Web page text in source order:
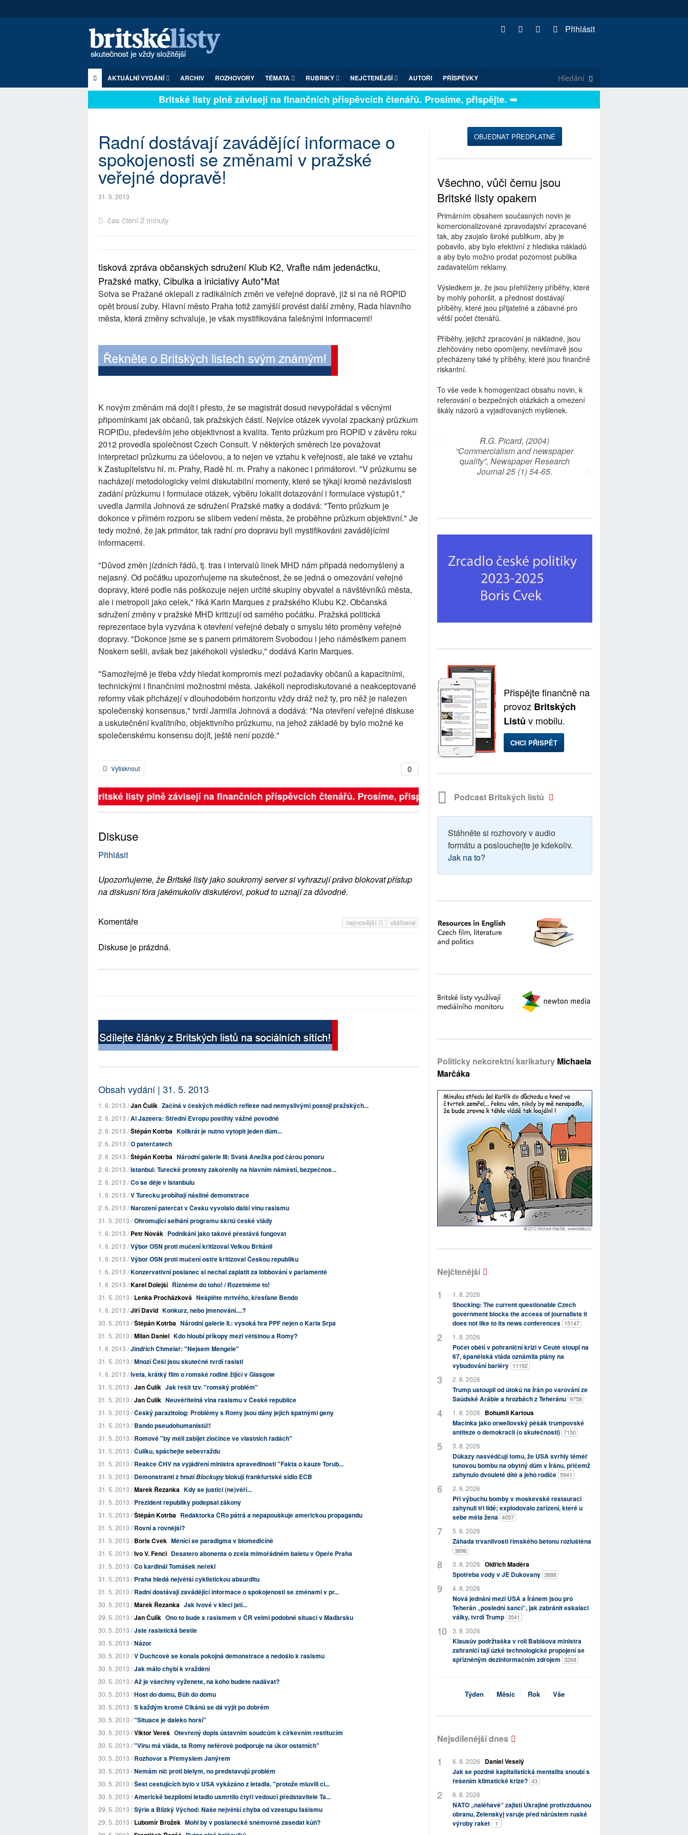
Přihlásit
AKTUÁLNÍ VYDÁNÍ ARCHIV ROZHOVORY TÉMATA RUBRIKY NEJČTENĚJŠÍ AUTOŘI PŘÍSPĚVKY
Britské listy plně závisejí na finančních příspěvcích čtenářů. Prosíme, přispějte. ➥
Radní dostávají zavádějící informace o
spokojenosti se změnami v pražské
veřejné dopravě!
31. 5. 2013
čas čtení 2 minuty
tisková zpráva občanských sdružení Klub K2, Vraťte nám jedenáctku,
Pražské matky, Cibulka a iniciativy Auto*Mat
Sotva se Pražané oklepali z radikálních změn ve veřejné dopravě, již si na ně ROPID
opět brousí zuby. Hlavní město Praha totiž zamýšlí provést další změny, Rada hlavního
města, která změny schvaluje, je však mystifikována falešnými informacemi!
K novým změnám má dojít i přesto, že se magistrát dosud nevypořádal s věcnými
připomínkami jak občanů, tak pražských částí. Nejvíce otázek vyvolal zpackaný průzkum
ROPIDu, především jeho objektivnost a kvalita. Tento průzkum pro ROPID v závěru roku
2012 provedla společnost Czech Consult. V některých směrech lze považovat
interpretaci průzkumu za účelovou, a to nejen ve vztahu k veřejnosti, ale také ve vztahu
k Zastupitelstvu hl. m. Prahy, Radě hl. m. Prahy a nakonec i primátorovi. "V průzkumu se
nacházejí metodologicky velmi diskutabilní momenty, které se týkají kromě nezávislosti
zadání průzkumu i formulace otázek, výběru lokalit dotazování i formulace výstupů1,"
uvedla Jarmila Johnová ze sdružení Pražské matky a dodává: "Tento průzkum je
dokonce v přímém rozporu se slibem vedení města, že proběhne průzkum objektivní." Je
tedy možné, že jak primátor, tak radní pro dopravu byli mystifikováni zavádějícími
informacemi.
"Důvod změn jízdních řádů, tj. tras i intervalů linek MHD nám připadá nedomyšlený a
nejasný. Od počátku upozorňujeme na skutečnost, že se jedná o omezování veřejné
dopravy, které podle nás poškozuje nejen určité skupiny obyvatel a návštěvníků města,
ale i metropoli jako celek," říká Karin Marques z pražského Klubu K2. Občanská
sdružení změny v pražské MHD kritizují od samého počátku. Pražská politická
reprezentace byla vyzvána k otevření veřejné debaty o smyslu této proměny veřejné
dopravy. "Dokonce jsme se s panem primátorem Svobodou i jeho náměstkem panem
Noskem sešli, avšak bez jakéhokoli výsledku," dodává Karin Marques.
"Samozřejmě je třeba vždy hledat kompromis mezi požadavky občanů a kapacitními,
technickými i finančními možnostmi města. Jakékoli neprodiskutované a neakceptované
reformy však přicházejí v dlouhodobém horizontu vždy dráž než ty, pro něž je nalezen
společenský konsensus," tvrdí Jarmila Johnová a dodává: "Na otevření veřejné diskuse
a uskutečnění kvalitního, objektivního průzkumu, na jehož základě by bylo možné ke
společenskému konsensu dojít, ještě není pozdě."
0
Vytisknout
Britské listy plně závisejí na finančních příspěvcích čtenářů. Prosíme, přispějte. ➥
Diskuse
Přihlásit
Upozorňujeme, že Britské listy jako soukromý server si vyhrazují právo blokovat přístup
na diskusní fóra jakémukoliv diskutérovi, pokud to uznají za důvodné.
nejnovější oblíbené
Komentáře
Diskuse je prázdná.
Obsah vydání | 31. 5. 2013
1. 6. 2013 /Jan Čulík Začíná v českých médiích reflexe nad nemyslivými postoji pražských...
2. 6. 2013 /Al Jazeera: Střední Evropu postihly vážné povodně
2. 6. 2013 /Štěpán Kotrba Kolikrát je nutno vytopit jeden dům...
2. 6. 2013 /O paterčatech
2. 6. 2013 /Štěpán Kotrba Národní galerie III: Svatá Anežka pod čárou ponoru
2. 6. 2013 /Istanbul: Turecké protesty zakořenily na hlavním náměstí, bezpečnos...
2. 6. 2013 /Co se děje v Istanbulu
1. 6. 2013 /V Turecku probíhají násilné demonstrace
2. 6. 2013 /Narození paterčat v Česku vyvolalo další vlnu rasismu
31. 5. 2013 /Ohromující selhání programu škrtů české vlády
1. 6. 2013 /Petr Novák Podnikání jako takové přestává fungovat
1. 6. 2013 /Výbor OSN proti mučení kritizoval Velkou Británii
1. 6. 2013 /Výbor OSN proti mučení ostře kritizoval Českou republiku
1. 6. 2013 /Konzervativní poslanec si nechal zaplatit za lobbování v parlamentě
1. 6. 2013 /Karel Dolejší Řízněme do toho! / Rozetněme to!
31. 5. 2013 /Lenka Procházková Nešpiňte mrtvého, křesťane Bendo
1. 6. 2013 /Jiří David Konkurz, nebo jmenování....?
30. 5. 2013 /Štěpán Kotrba Národní galerie II.: vysoká hra PPF nejen o Karla Srpa
31. 5. 2013 /Milan Daniel Kdo hloubí příkopy mezi většinou a Romy?
1. 6. 2013 /Jindřich Chmelař: "Nejsem Mengele"
31. 5. 2013 /Mnozí Češi jsou skutečně tvrdí rasisti
1. 6. 2013 /Iveta, krátký film o romské rodině žijící v Glasgow
31. 5. 2013 /Jan Čulík Jak řešit tzv. "romský problém"
31. 5. 2013 /Jan Čulík Neuvěřitelná vlna rasismu v České republice
31. 5. 2013 /Český parazitolog: Problémy s Romy jsou dány jejich špatnými geny
31. 5. 2013 /Bando pseudohumanistů!!
31. 5. 2013 /Romové "by měli zabíjet zločince ve vlastních řadách"
31. 5. 2013 /Čulíku, spáchejte sebevraždu
31. 5. 2013 /Reakce ČHV na vyjádření ministra spravedlnosti "Fakta o kauze Torub...
31. 5. 2013 /Demonstranti z hnutíBlockupyblokují frankfurtské sídlo ECB
31. 5. 2013 /Marek Řezanka Kdy se justici (ne)věří...
31. 5. 2013 /Prezident republiky podepsal zákony
31. 5. 2013 /Štěpán Kotrba Redaktorka ČRo pátrá a nepapouškuje americkou propagandu
31. 5. 2013 /Rovní a rovnější?
31. 5. 2013 /Boris Cvek Měnící se paradigma v biomedicíně
31. 5. 2013 /Ivo V. Fencl Desatero abonenta o zcela mimořádném baletu v Opeře Praha
31. 5. 2013 /Co kardinál Tomášek neřekl
31. 5. 2013 /Praha hledá největší cyklistickou absurditu
31. 5. 2013 /Radní dostávají zavádějící informace o spokojenosti se změnami v pr...
30. 5. 2013 /Marek Řezanka Jak lvové v kleci jatí...
29. 5. 2013 /Jan Čulík Ono to bude s rasismem v ČR velmi podobné situaci v Maďarsku
30. 5. 2013 /Jste rasistická bestie
30. 5. 2013 /Názor
30. 5. 2013 /V Duchcově se konala pokojná demonstrace a nedošlo k rasismu
30. 5. 2013 /Jak málo chybí k vraždění
30. 5. 2013 /Až je všechny vyženete, na koho budete nadávat?
30. 5. 2013 /Host do domu, Bůh do domu
30. 5. 2013 /S každým kromě Cikánů se dá vyjít po dobrém
30. 5. 2013 /"Situace je daleko horší"
30. 5. 2013 /Viktor Vereš Otevřený dopis ústavním soudcům k církevním restitucím
30. 5. 2013 /"Vinu má vláda, ta Romy neférově podporuje na úkor ostatních"
30. 5. 2013 /Rozhovor s Přemyslem Janýrem
30. 5. 2013 /Nemám nič proti bielym, no predstavujú problém
30. 5. 2013 /Šest cestujících bylo v USA vykázáno z letadla, "protože mluvili ci...
30. 5. 2013 /Americké bezpilotní letadlo usmrtilo čtyři vedoucí představitele Ta...
29. 5. 2013 /Sýrie a Blízký Východ: Naše největší chyba od vzestupu fašismu
29. 5. 2013 /Lubomír Brožek Mohl by v poslanecké sněmovně zasedat kůň?
OBJEDNAT PŘEDPLATNÉ
Všechno, vůči čemu jsou
Britské listy opakem
Primárním obsahem současných novin je
komercionalizované zpravodajství zpracované
tak, aby zaujalo široké publikum, aby je
pobavilo, aby bylo efektivní z hlediska nákladů
a aby bylo možno prodat pozornost publika
zadavatelům reklamy.
Výsledkem je, že jsou přehlíženy příběhy, které
by mohly pohoršit, a přednost dostávají
příběhy, které jsou přijatelné a zábavné pro
větší počet čtenářů.
Příběhy, jejichž zpracování je nákladné, jsou
zlehčovány nebo opomíjeny, nevšímavě jsou
přecházeny také ty příběhy, které jsou finančně
riskantní.
To vše vede k homogenizaci obsahu novin, k
referování o bezpečných otázkách a omezení
škály názorů a vyjadřovaných myšlenek.
R.G. Picard, (2004)
“Commercialism and newspaper
quality”, Newspaper Research
Journal 25 (1) 54-65.
Přispějte finančně na
provoz Britských
Listů v mobilu.
CHCI PŘISPĚT
Podcast Britských listů
Stáhněte si rozhovory v audio
formátu a poslouchejte je kdekoliv.
Jak na to?
Politicky nekorektní karikatury Michaela
Marčáka
Nejčtenější
1. 8. 2026
Shocking: The current questionable Czech
government blocks the access of journalists it
does not like to its news conferences 15147
1. 8. 2026
Počet obětí v pohraniční krizi v Ceutě stoupl na
67, španělská vláda oznámila plány na
vybudování bariéry 11192
2. 8. 2026
Trump ustoupil od útoků na Írán po varování ze
Saúdské Arábie a hrozbách z Teheránu 9758
1. 8. 2026
Bohumil Kartous
Macinka jako orwellovský pěšák trumpovské
antiteze o demokracii (o skutečnosti) 7150
3. 8. 2026
Důkazy nasvědčují tomu, že USA svrhly téměř
tunovou bombu na obytný dům v Íránu, přičemž
zahynulo dvouleté dítě a jeho rodiče 5941
2. 8. 2026
Při výbuchu bomby v moskevské restauraci
zahynuli tři lidé; explodovalo zařízení, které u
sebe měla žena 4057
5. 8. 2026
Záhada trvanlivosti římského betonu rozluštěna
3896
3. 8. 2026 Oldřich Maděra
Spotřeba vody v JE Dukovany 3888
4. 8. 2026
Nová jednání mezi USA a Íránem jsou pro
Teherán „poslední šancí“, jak zabránit eskalaci
války, tvrdí Trump 3541
3. 8. 2026
Klausův podržtaška v roli Babišova ministra
zahraničí tají úzké technologické propojení se
spřízněným dezinformačním zdrojem 3268
Týden Měsíc Rok Vše
Nejsdílenější dnes
6. 8. 2026
Daniel Veselý
Jak se pozdně kapitalistická mentalita snoubí s
řešením klimatické krize? 43
6. 8. 2026
NATO „naléhavě“ zajistí Ukrajině protivzdušnou
obranu, Zelenskyj varuje před nárůstem ruské
výroby raket
1